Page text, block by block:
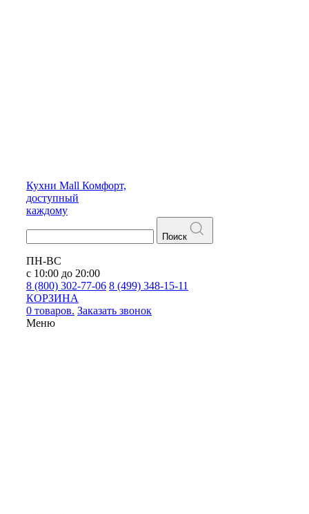
Кухни Mall Комфорт,
доступный
каждому
Поиск
ПН-ВС
с 10:00 до 20:00
8 (800) 302-77-06 8 (499) 348-15-11
КОРЗИНА
0 товаров. Заказать звонок
Меню